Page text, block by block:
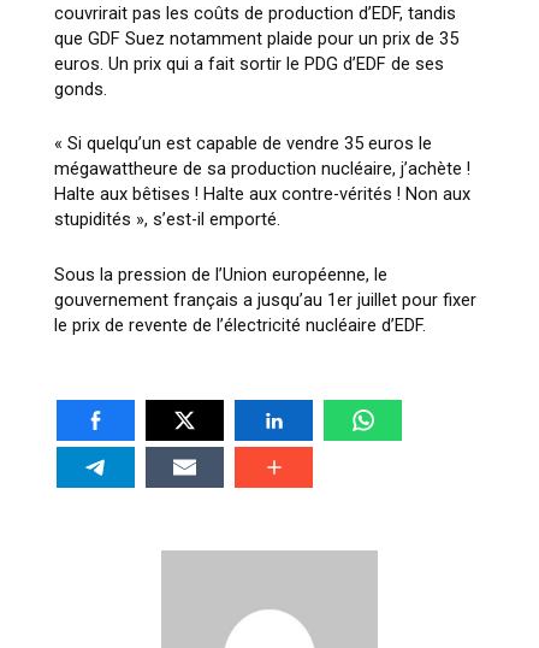
couvrirait pas les coûts de production d’EDF, tandis
que GDF Suez notamment plaide pour un prix de 35
euros. Un prix qui a fait sortir le PDG d’EDF de ses
gonds.
« Si quelqu’un est capable de vendre 35 euros le
mégawattheure de sa production nucléaire, j’achète !
Halte aux bêtises ! Halte aux contre-vérités ! Non aux
stupidités », s’est-il emporté.
Sous la pression de l’Union européenne, le
gouvernement français a jusqu’au 1er juillet pour fixer
le prix de revente de l’électricité nucléaire d’EDF.